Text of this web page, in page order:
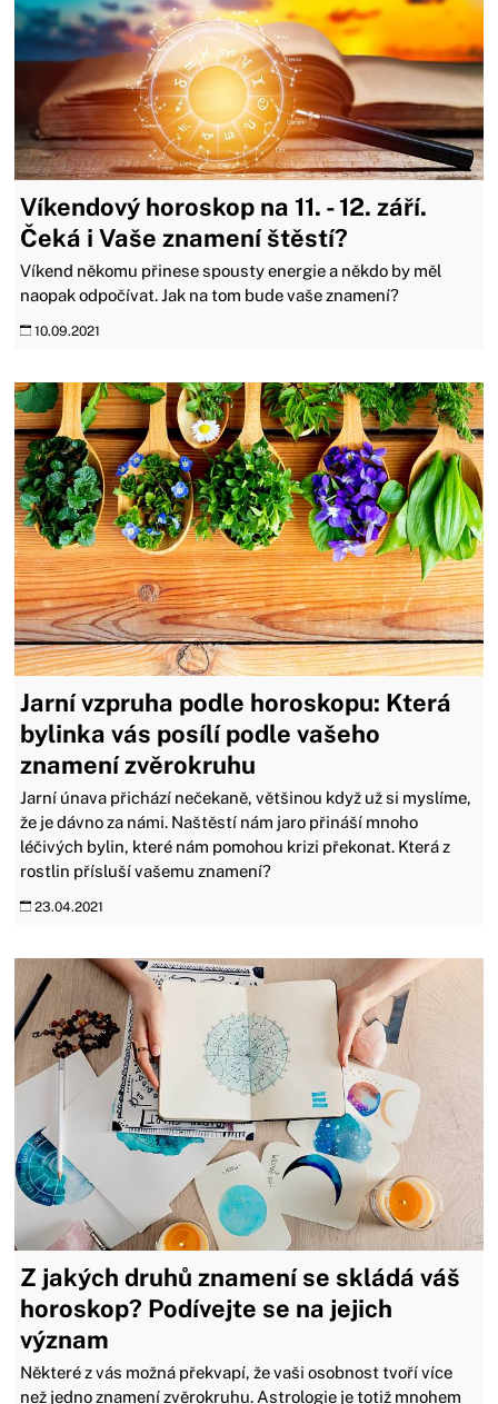
Víkendový horoskop na 11. - 12. září.
Čeká i Vaše znamení štěstí?
Víkend někomu přinese spousty energie a někdo by měl
naopak odpočívat. Jak na tom bude vaše znamení?
10.09.2021
Jarní vzpruha podle horoskopu: Která
bylinka vás posílí podle vašeho
znamení zvěrokruhu
Jarní únava přichází nečekaně, většinou když už si myslíme,
že je dávno za námi. Naštěstí nám jaro přináší mnoho
léčivých bylin, které nám pomohou krizi překonat. Která z
rostlin přísluší vašemu znamení?
23.04.2021
Z jakých druhů znamení se skládá váš
horoskop? Podívejte se na jejich
význam
Některé z vás možná překvapí, že vaši osobnost tvoří více
než jedno znamení zvěrokruhu. Astrologie je totiž mnohem